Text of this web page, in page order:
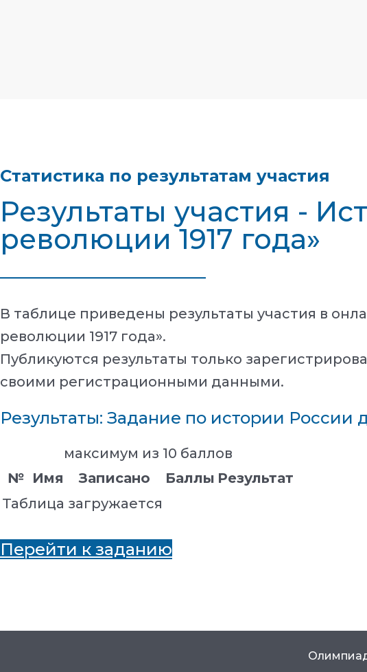
Статистика по результатам участия
Результаты участия -
революции 1917 года»
В таблице приведены результаты участия в
революции 1917 года».
Публикуются результаты только
своими регистрационными данными.
Результаты: Задание по истории России
максимум из 10 баллов
№ Имя Записано Баллы Результат
Таблица загружается
Перейти к заданию